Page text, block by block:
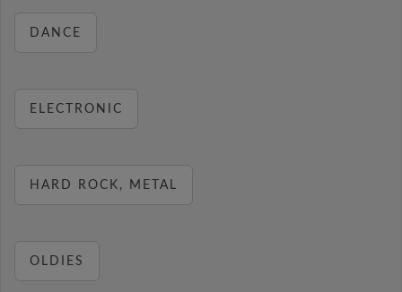
DANCE
ELECTRONIC
HARD ROCK, METAL
OLDIES